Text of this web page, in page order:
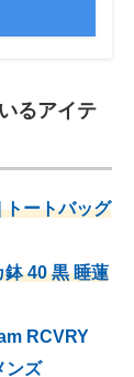
るアイテ
ートバッグ
鉢 40 黒 睡蓮
RCVRY
ンズ